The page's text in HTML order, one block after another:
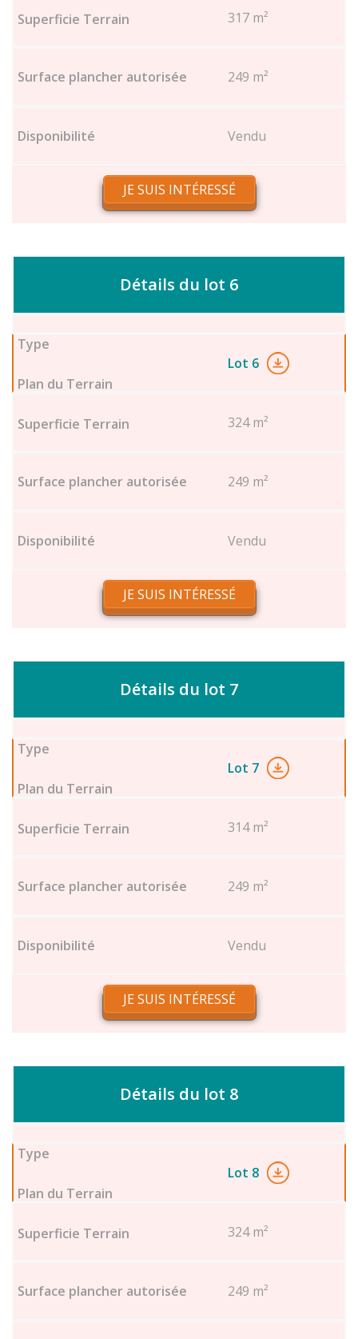
317 m²
249 m²
Vendu
JE SUIS INTÉRESSÉ
Détails du lot 6
Lot 6
324 m²
249 m²
Vendu
JE SUIS INTÉRESSÉ
Détails du lot 7
Lot 7
314 m²
249 m²
Vendu
JE SUIS INTÉRESSÉ
Détails du lot 8
Lot 8
324 m²
249 m²